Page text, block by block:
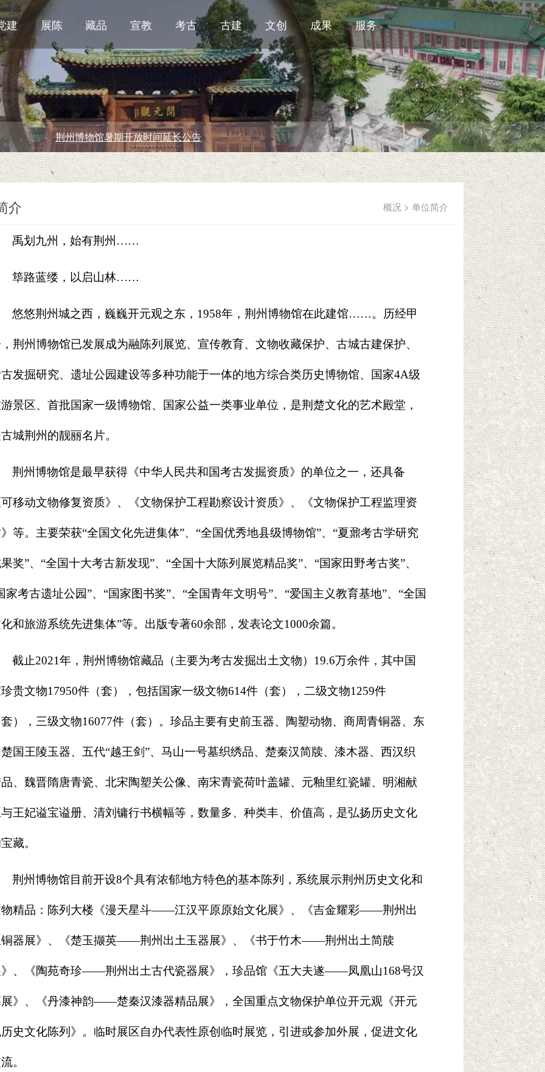
建 展陈 藏品 宣教 考古 古建 文创 成果 服务 无障碍阅读|
物馆暑期开放时间延长公告
介 概况 > 单位简介
禹划九州，始有荆州……
筚路蓝缕，以启山林……
悠悠荆州城之西，巍巍开元观之东，1958年，荆州博物馆在此建馆……。历经甲
荆州博物馆已发展成为融陈列展览、宣传教育、文物收藏保护、古城古建保护、
发掘研究、遗址公园建设等多种功能于一体的地方综合类历史博物馆、国家4A级
景区、首批国家一级博物馆、国家公益一类事业单位，是荆楚文化的艺术殿堂，
城荆州的靓丽名片。
荆州博物馆是最早获得《中华人民共和国考古发掘资质》的单位之一，还具备
移动文物修复资质》、《文物保护工程勘察设计资质》、《文物保护工程监理资
等。主要荣获“全国文化先进集体”、“全国优秀地县级博物馆”、“夏鼐考古学研究
奖”、“全国十大考古新发现”、“全国十大陈列展览精品奖”、“国家田野考古奖”、
家考古遗址公园”、“国家图书奖”、“全国青年文明号”、“爱国主义教育基地”、“全国
和旅游系统先进集体”等。出版专著60余部，发表论文1000余篇。
截止2021年，荆州博物馆藏品（主要为考古发掘出土文物）19.6万余件，其中国
贵文物17950件（套），包括国家一级文物614件（套），二级文物1259件
），三级文物16077件（套）。珍品主要有史前玉器、陶塑动物、商周青铜器、东
国王陵玉器、五代“越王剑”、马山一号墓织绣品、楚秦汉简牍、漆木器、西汉织
、魏晋隋唐青瓷、北宋陶塑关公像、南宋青瓷荷叶盖罐、元釉里红瓷罐、明湘献
王妃谥宝谥册、清刘镛行书横幅等，数量多、种类丰、价值高，是弘扬历史文化
藏。
荆州博物馆 目前开设8个具有浓郁地方特色的基本陈列，系统展示荆州历史文化和
精品 ： 陈列大楼 《漫天星斗——江汉平原原始文化展》 、 《吉金耀彩——荆州出
器展》 、 《楚玉撷英——荆州出土玉器展》 、 《书于竹木——荆州出土简牍
、 《陶苑奇珍——荆州出土古代瓷器展》 ， 珍品馆《五大夫遂——凤凰山168号汉
》 、 《丹漆神韵——楚秦汉漆器精品展》 ， 全国重点文物保护单位开元观《开元
历史文化陈列》 。 临时展区自办代表性原创临时展览，引进或参加外展，促进文化
。